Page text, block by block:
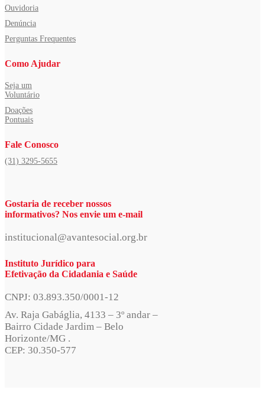
Ouvidoria
Denúncia
Perguntas Frequentes
Como Ajudar
Seja um
Voluntário
Doações
Pontuais
Fale Conosco
(31) 3295-5655
Gostaria de receber nossos
informativos? Nos envie um e-mail
institucional@avantesocial.org.br
Instituto Jurídico para
Efetivação da Cidadania e Saúde
CNPJ: 03.893.350/0001-12
Av. Raja Gabáglia, 4133 – 3º andar –
Bairro Cidade Jardim – Belo
Horizonte/MG .
CEP: 30.350-577